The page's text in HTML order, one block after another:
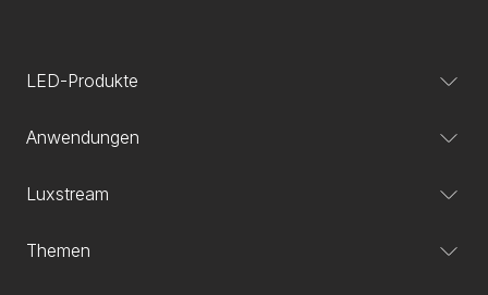
LED-Produkte
Anwendungen
Luxstream
Themen